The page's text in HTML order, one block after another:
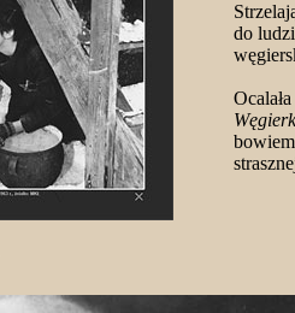
do